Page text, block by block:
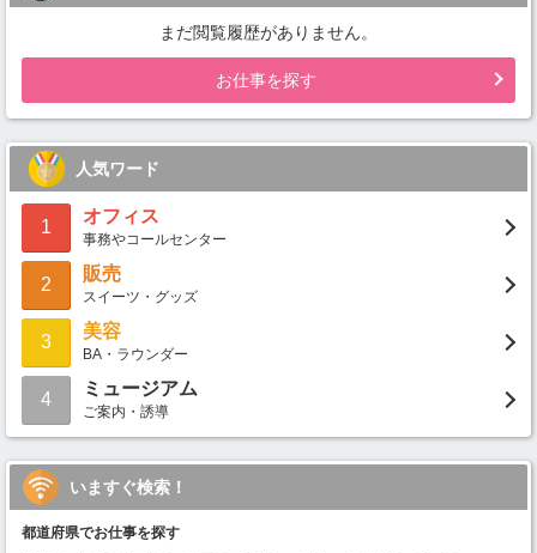
まだ閲覧履歴がありません。
お仕事を探す
人気ワード
1
オフィス
事務やコールセンター
2
販売
スイーツ・グッズ
3
美容
BA・ラウンダー
4
ミュージアム
ご案内・誘導
いますぐ検索！
都道府県でお仕事を探す